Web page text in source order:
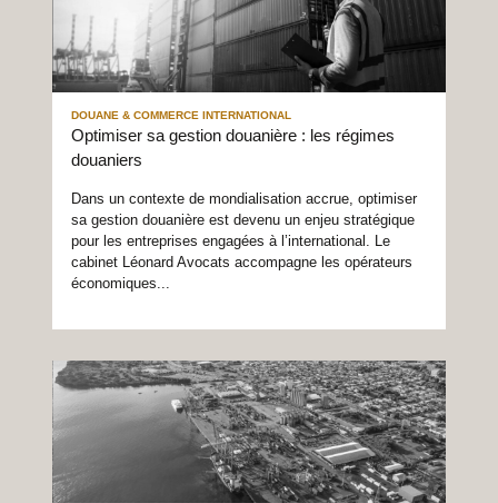
DOUANE & COMMERCE INTERNATIONAL
Optimiser sa gestion douanière : les régimes
douaniers
Dans un contexte de mondialisation accrue, optimiser
sa gestion douanière est devenu un enjeu stratégique
pour les entreprises engagées à l’international. Le
cabinet Léonard Avocats accompagne les opérateurs
économiques...